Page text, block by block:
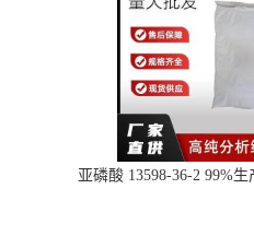
亚磷酸 13598-36-2 99%